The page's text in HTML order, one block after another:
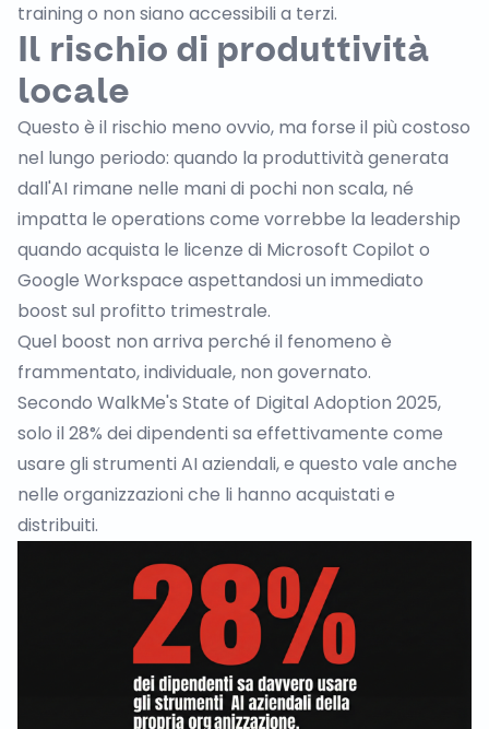
training o non siano accessibili a terzi.
Il rischio di produttività
locale
Questo è il rischio meno ovvio, ma forse il più costoso
nel lungo periodo: quando la produttività generata
dall'AI rimane nelle mani di pochi non scala, né
impatta le operations come vorrebbe la leadership
quando acquista le licenze di Microsoft Copilot o
Google Workspace aspettandosi un immediato
boost sul profitto trimestrale.
Quel boost non arriva perché il fenomeno è
frammentato, individuale, non governato.
Secondo WalkMe's State of Digital Adoption 2025,
solo il 28% dei dipendenti sa effettivamente come
usare gli strumenti AI aziendali, e questo vale anche
nelle organizzazioni che li hanno acquistati e
distribuiti.